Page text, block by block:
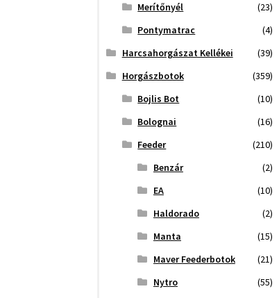
Merítőnyél
(23)
Pontymatrac
(4)
Harcsahorgászat Kellékei
(39)
Horgászbotok
(359)
Bojlis Bot
(10)
Bolognai
(16)
Feeder
(210)
Benzár
(2)
EA
(10)
Haldorado
(2)
Manta
(15)
Maver Feederbotok
(21)
Nytro
(55)